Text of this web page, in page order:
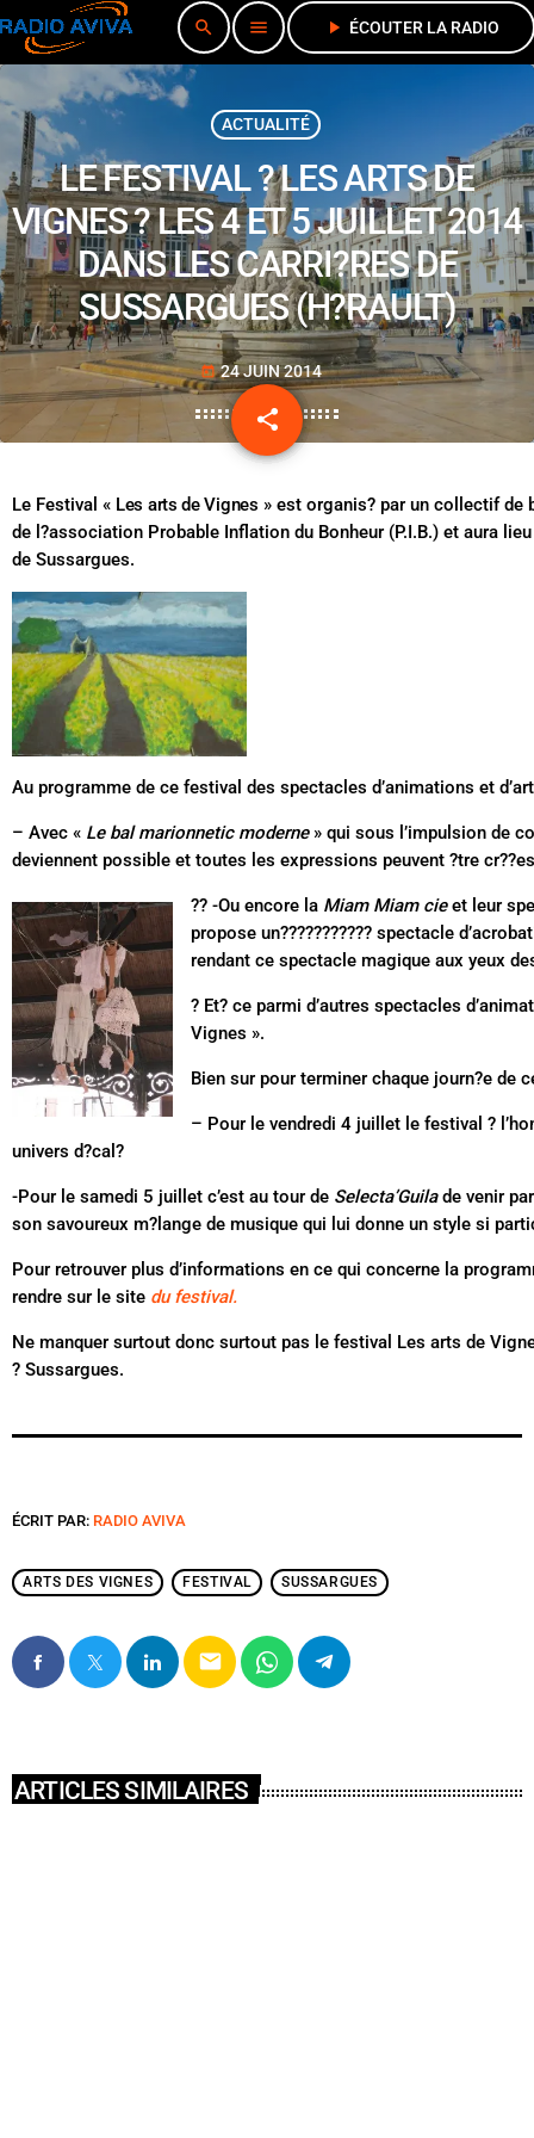
search menu play_arrow ÉCOUTER LA RADIO
ACTUALITÉ
LE FESTIVAL ? LES ARTS DE
VIGNES ? LES 4 ET 5 JUILLET 2014
DANS LES CARRI?RES DE
SUSSARGUES (H?RAULT)
today 24 JUIN 2014
share
email
Le Festival « Les arts de Vignes » est organis? par un collectif de
de l?association Probable Inflation du Bonheur (P.I.B.) et aura
de Sussargues.
Au programme de ce festival des spectacles d’animations et
– Avec « Le bal marionnetic moderne» qui sous l’impulsion de
deviennent possible et toutes les expressions peuvent ?tre
?? -Ou encore la Miam Miam cieet leur
propose un??????????? spectacle
rendant ce spectacle magique aux yeux
? Et? ce parmi d’autres spectacles
Vignes ».
Bien sur pour terminer chaque journ?e de
– Pour le vendredi 4 juillet le festival ?
univers d?cal?
-Pour le samedi 5 juillet c’est au tour de Selecta’Guilade venir
son savoureux m?lange de musique qui lui donne un style si
Pour retrouver plus d’informations en ce qui concerne la
rendre sur le site du festival.
Ne manquer surtout donc surtout pas le festival Les arts de
? Sussargues.
ÉCRIT PAR: RADIO AVIVA
ARTS DES VIGNES FESTIVAL SUSSARGUES
email
ARTICLES SIMILAIRES